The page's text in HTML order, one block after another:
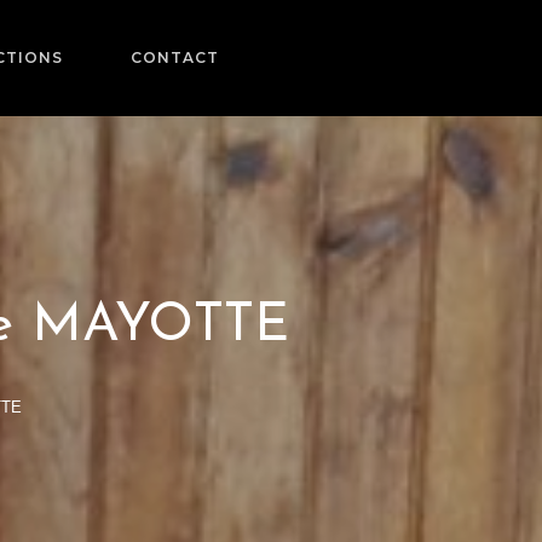
CONTACT
MAYOTTE